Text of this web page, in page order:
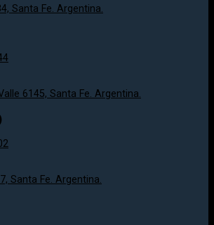
Santa Fe. Argentina.
6145, Santa Fe. Argentina.
Santa Fe. Argentina.